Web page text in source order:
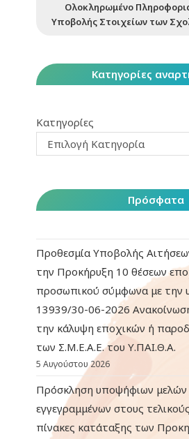
Ολοκληρωμένο
Υποβολής Στοιχείων των
Κατηγορίες
Κατηγορίες
Επιλογή Κατηγορία
Πρόσφατα
Προθεσμία Υποβολής
την Προκήρυξη 10 θέσεων
προσωπικού σύμφωνα με την
13939/30-06-2026
την κάλυψη εποχικών ή
των Σ.Μ.Ε.Α.Ε. του Υ.ΠΑΙ.Θ.Α.
5 Αυγούστου 2026
Πρόσκληση υποψήφιων
εγγεγραμμένων στους
πίνακες κατάταξης των